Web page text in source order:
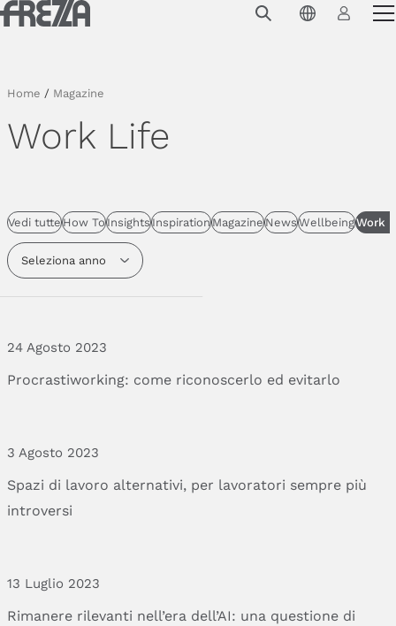
Skip to main content
Collezioni
Progetti e ispirazioni
Magazine
Downloads
Home / Magazine
Work Life
Vedi tutteHow ToInsightsInspirationMagazineNewsWellbeingWork
Seleziona anno
24 Agosto 2023
Procrastiworking: come riconoscerlo ed evitarlo
3 Agosto 2023
Spazi di lavoro alternativi, per lavoratori sempre più
introversi
13 Luglio 2023
Rimanere rilevanti nell’era dell’AI: una questione di